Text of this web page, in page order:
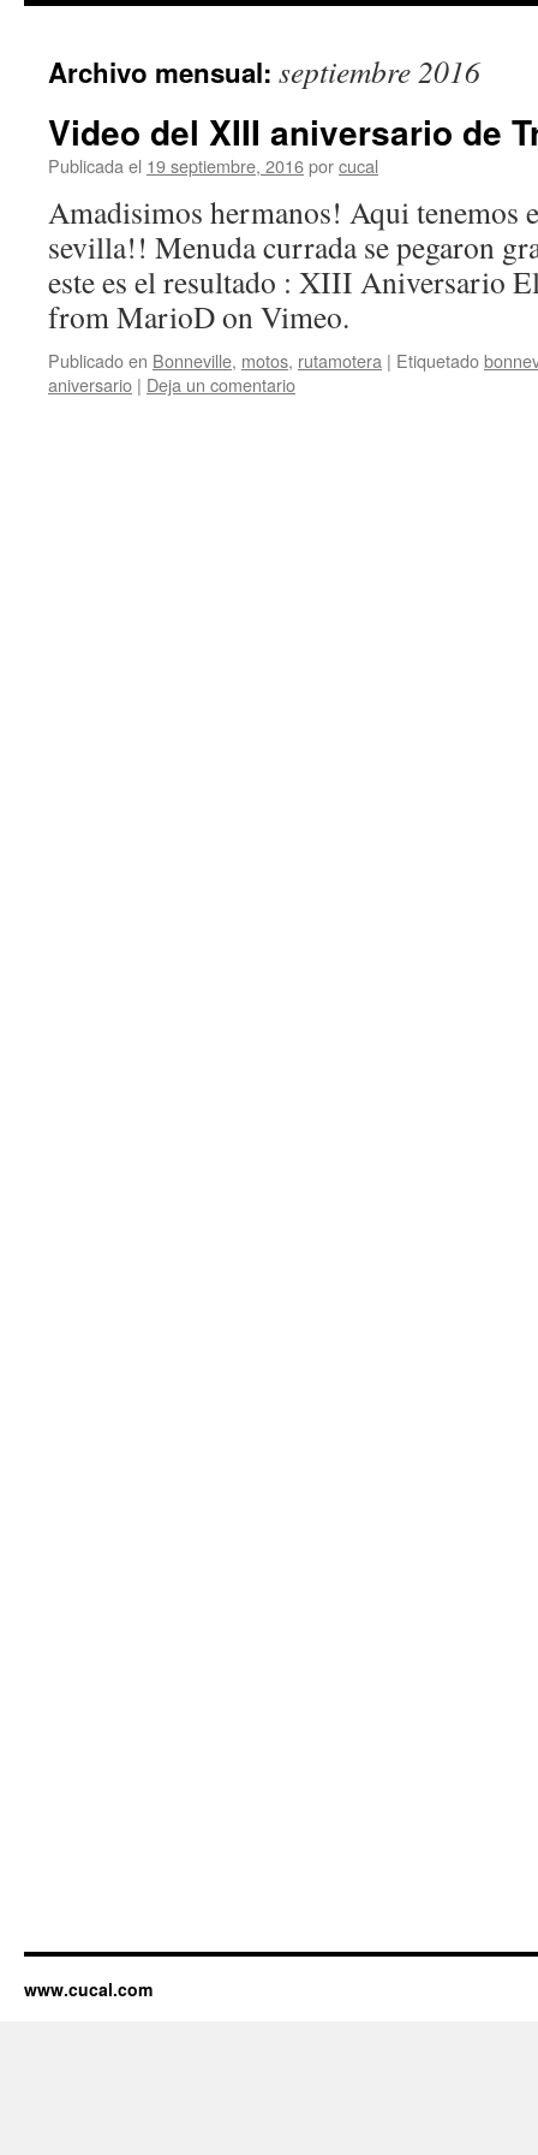
Archivo mensual: septiembre 2016
Video del XIII aniversario de
Publicada el 19 septiembre, 2016porcucal
Amadisimos hermanos! Aqui tenemos
sevilla!! Menuda currada se pegaron
este es el resultado : XIII Aniversario
from MarioD on Vimeo.
Publicado en Bonneville, motos, rutamotera | Etiquetado
aniversario | Deja un comentario
www.cucal.com